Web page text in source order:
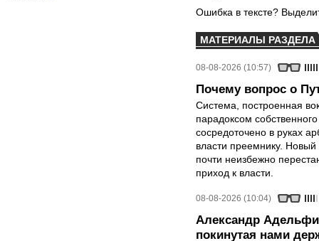
Ошибка в тексте?
МАТЕРИАЛЫ РАЗДЕЛА
08-08-2026 (10:57)
Почему вопрос о
Система, построенная
парадоксом
сосредоточено в руках
власти преемнику.
почти неизбежно
приход к власти.
08-08-2026 (10:04)
Александр
покинутая нами